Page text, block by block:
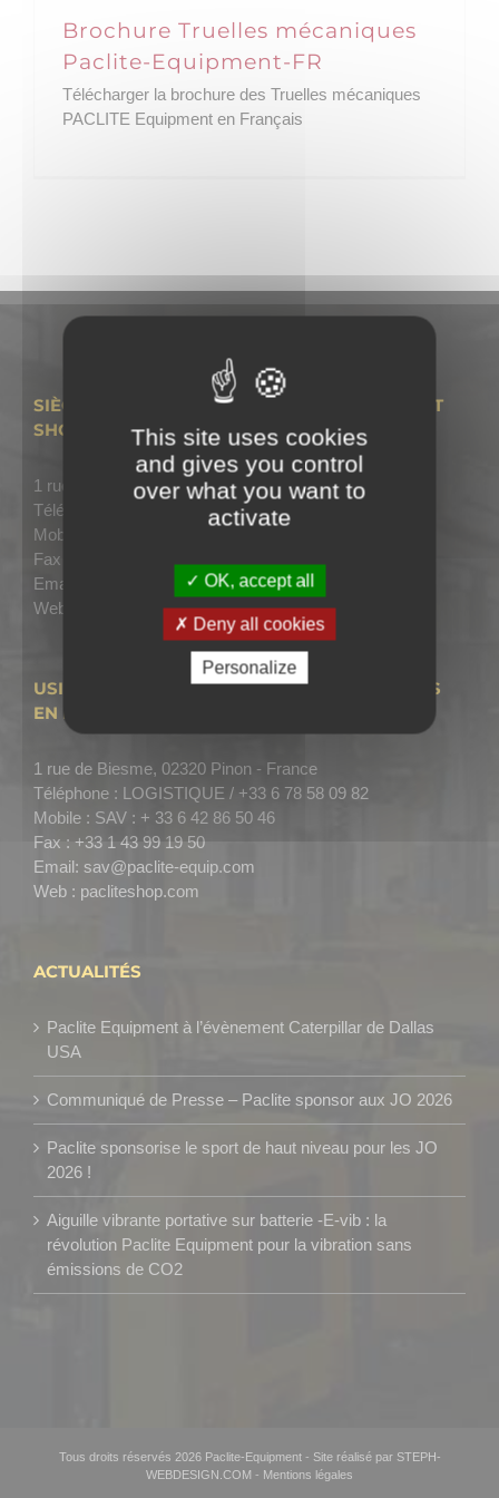
CATALOGUES
PIÈCES DE RECHANGE
CONTACT
Brochure Truelles mécaniques
Paclite-Equipment-FR
Télécharger la brochure des Truelles mécaniques
PACLITE Equipment en Français
SIÈGE – NOUVELLE ADRESSE DES BUREAUX ET
SHOW ROOM
1 rue de Biesmes, 02320 Pinon – FRANCE
Téléphone :
+33 1 49 56 02 82
Mobile :
Fax :
+33 (0) 1 43 99 19 50
Email:
sales@paclite-equip.com
Web :
www.paclite-equip.com
USINE – SAV – LOGISTIQUE – ACHAT DE PIÈCES
EN LIGNE
1 rue de Biesme, 02320 Pinon - France
Téléphone : LOGISTIQUE / +33 6 78 58 09 82
Mobile : SAV : + 33 6 42 86 50 46
Fax : +33 1 43 99 19 50
Email: sav@paclite-equip.com
Web : pacliteshop.com
ACTUALITÉS
Paclite Equipment à l’évènement Caterpillar de Dallas
USA
Communiqué de Presse – Paclite sponsor aux JO 2026
Paclite sponsorise le sport de haut niveau pour les JO
2026 !
Aiguille vibrante portative sur batterie -E-vib : la
révolution Paclite Equipment pour la vibration sans
émissions de CO2
Tous droits réservés 2026 Paclite-Equipment- Site réalisé par STEPH-
WEBDESIGN.COM - Mentions légales
This site uses cookies
and gives you control
over what you want to
activate
OK, accept all
Deny all cookies
Personalize